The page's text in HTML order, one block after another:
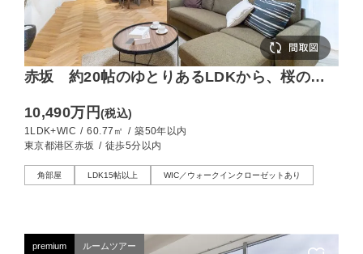
赤坂 約20帖のゆとりあるLDKから、桜の木
10,490万円(税込)
1LDK+WIC / 60.77㎡ / 築50年以内
東京都港区赤坂 / 徒歩5分以内
角部屋 LDK15帖以上 WIC／ウォークインクローゼットあり
premium ルームツアー